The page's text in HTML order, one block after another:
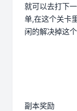
就可以去打下
单,在这个关卡
闲的解决掉这
副本奖励